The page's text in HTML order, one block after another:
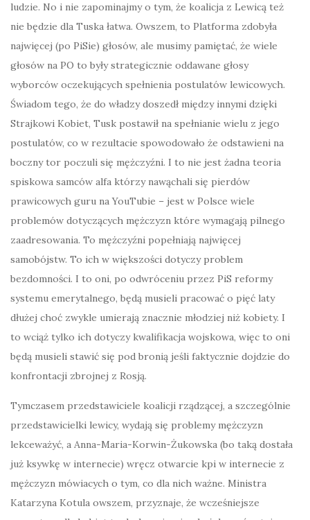
ludzie. No i nie zapominajmy o tym, że koalicja z Lewicą też
nie będzie dla Tuska łatwa. Owszem, to Platforma zdobyła
najwięcej (po PiSie) głosów, ale musimy pamiętać, że wiele
głosów na PO to były strategicznie oddawane głosy
wyborców oczekujących spełnienia postulatów lewicowych.
Świadom tego, że do władzy doszedł między innymi dzięki
Strajkowi Kobiet, Tusk postawił na spełnianie wielu z jego
postulatów, co w rezultacie spowodowało że odstawieni na
boczny tor poczuli się mężczyźni. I to nie jest żadna teoria
spiskowa samców alfa którzy nawąchali się pierdów
prawicowych guru na YouTubie – jest w Polsce wiele
problemów dotyczących mężczyzn które wymagają pilnego
zaadresowania. To mężczyźni popełniają najwięcej
samobójstw. To ich w większości dotyczy problem
bezdomności. I to oni, po odwróceniu przez PiS reformy
systemu emerytalnego, będą musieli pracować o pięć laty
dłużej choć zwykle umierają znacznie młodziej niż kobiety. I
to wciąż tylko ich dotyczy kwalifikacja wojskowa, więc to oni
będą musieli stawić się pod bronią jeśli faktycznie dojdzie do
konfrontacji zbrojnej z Rosją.
Tymczasem przedstawiciele koalicji rządzącej, a szczególnie
przedstawicielki lewicy, wydają się problemy mężczyzn
lekceważyć, a Anna-Maria-Korwin-Żukowska (bo taką dostała
już ksywkę w internecie) wręcz otwarcie kpi w internecie z
mężczyzn mówiacych o tym, co dla nich ważne. Ministra
Katarzyna Kotula owszem, przyznaje, że wcześniejsze